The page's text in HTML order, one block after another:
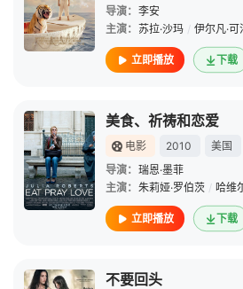
导演： 李安
主演： 苏拉·沙玛 / 伊尔凡·可
立即播放 下载
美食、祈祷和恋爱
电影 2010
美国
导演： 瑞恩·墨菲
主演： 朱莉娅·罗伯茨 / 哈维
立即播放 下载
不要回头